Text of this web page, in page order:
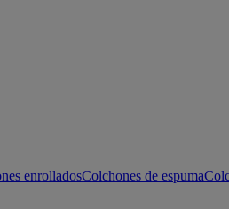
enrolladosColchones de espuma